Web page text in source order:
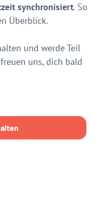
synchronisiert. So
Überblick.
und werde Teil
uns, dich bald